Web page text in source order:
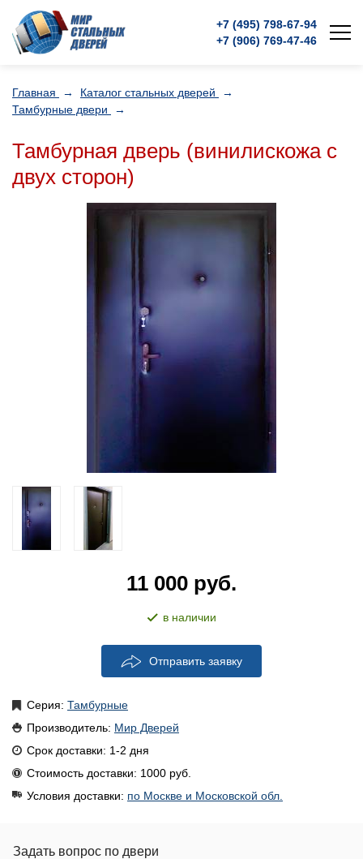
+7 (495) 798-67-94
+7 (906) 769-47-46
Главная → Каталог стальных дверей
→
Тамбурные двери
→
Тамбурная дверь (винилискожа с
двух сторон)
11 000 руб.
в наличии
Отправить заявку
Серия: Тамбурные
Производитель: Мир Дверей
Срок доставки: 1-2 дня
Стоимость доставки: 1000 руб.
Условия доставки: по Москве и Московской обл.
Задать вопрос по двери